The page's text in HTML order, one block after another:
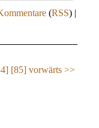
(RSS) |
[85] vorwärts >>